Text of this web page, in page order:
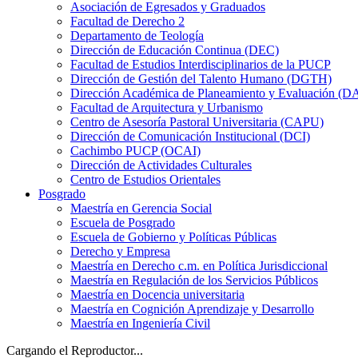
Asociación de Egresados y Graduados
Facultad de Derecho 2
Departamento de Teología
Dirección de Educación Continua (DEC)
Facultad de Estudios Interdisciplinarios de la PUCP
Dirección de Gestión del Talento Humano (DGTH)
Dirección Académica de Planeamiento y Evaluación
Facultad de Arquitectura y Urbanismo
Centro de Asesoría Pastoral Universitaria (CAPU)
Dirección de Comunicación Institucional (DCI)
Cachimbo PUCP (OCAI)
Dirección de Actividades Culturales
Centro de Estudios Orientales
Posgrado
Maestría en Gerencia Social
Escuela de Posgrado
Escuela de Gobierno y Políticas Públicas
Derecho y Empresa
Maestría en Derecho c.m. en Política Jurisdiccional
Maestría en Regulación de los Servicios Públicos
Maestría en Docencia universitaria
Maestría en Cognición Aprendizaje y Desarrollo
Maestría en Ingeniería Civil
Cargando el Reproductor...